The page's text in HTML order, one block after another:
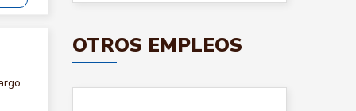
OTROS EMPLEOS